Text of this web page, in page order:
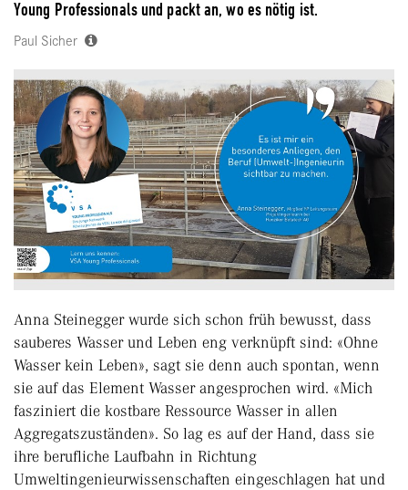
Young Professionals und packt an, wo es nötig ist.
Paul Sicher
Anna Steinegger wurde sich schon früh bewusst, dass
sauberes Wasser und Leben eng verknüpft sind: «Ohne
Wasser kein Leben», sagt sie denn auch spontan, wenn
sie auf das Element Wasser angesprochen wird. «Mich
fasziniert die kostbare Ressource Wasser in allen
Aggregatszuständen». So lag es auf der Hand, dass sie
ihre berufliche Laufbahn in Richtung
Umweltingenieurwissenschaften eingeschlagen hat und